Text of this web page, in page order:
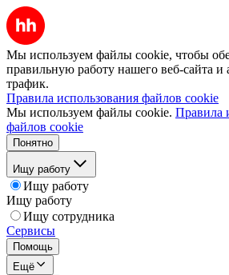
Мы используем файлы cookie, чтобы
правильную работу нашего веб-сайта и
трафик.
Правила использования файлов cookie
Мы используем файлы cookie. Правила
файлов cookie
Понятно
Ищу работу
Ищу работу
Ищу работу
Ищу сотрудника
Сервисы
Помощь
Ещё